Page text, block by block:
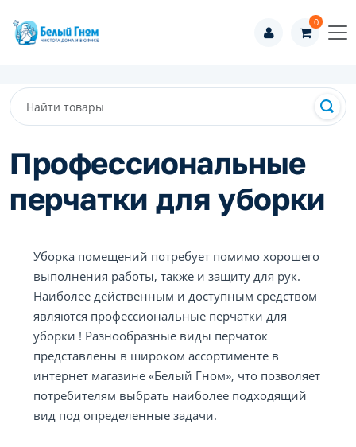
0
Профессиональные
перчатки для уборки
Уборка помещений потребует помимо хорошего
выполнения работы, также и защиту для рук.
Наиболее действенным и доступным средством
являются профессиональные перчатки для
уборки ! Разнообразные виды перчаток
представлены в широком ассортименте в
интернет магазине «Белый Гном», что позволяет
потребителям выбрать наиболее подходящий
вид под определенные задачи.